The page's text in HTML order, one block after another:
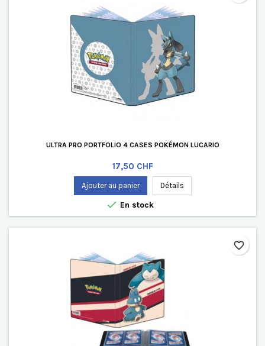
ULTRA PRO PORTFOLIO 4 CASES POKÉMON LUCARIO
Prix
17,50 CHF
Ajouter au panier Détails
 En stock
favorite_border